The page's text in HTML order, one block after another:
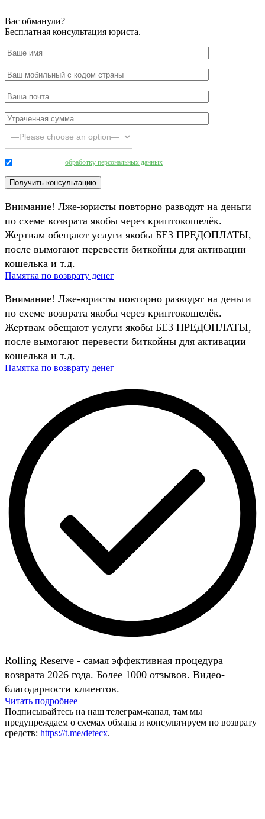
Вас обманули?
Бесплатная консультация юриста.
обработку персональных данных
Внимание! Лже-юристы повторно разводят на деньги
по схеме возврата якобы через криптокошелёк.
Жертвам обещают услуги якобы БЕЗ ПРЕДОПЛАТЫ,
после вымогают перевести биткойны для активации
кошелька и т.д.
Памятка по возврату денег
Внимание! Лже-юристы повторно разводят на деньги
по схеме возврата якобы через криптокошелёк.
Жертвам обещают услуги якобы БЕЗ ПРЕДОПЛАТЫ,
после вымогают перевести биткойны для активации
кошелька и т.д.
Памятка по возврату денег
Rolling Reserve - самая эффективная процедура
возврата 2026 года. Более 1000 отзывов. Видео-
благодарности клиентов.
Читать подробнее
Подписывайтесь на наш телеграм-канал, там мы
предупреждаем о схемах обмана и консультируем по возврату
средств: https://t.me/detecx.